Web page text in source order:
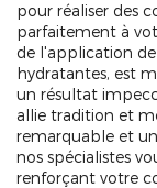
pour réaliser des
parfaitement à
de l'application
hydratantes, est
un résultat
allie tradition et
remarquable et
nos spécialistes
renforçant votre